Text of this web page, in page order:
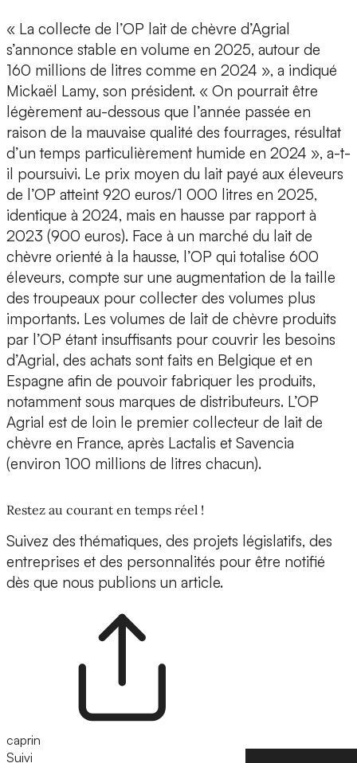
« La collecte de l’OP lait de chèvre d’Agrial
s’annonce stable en volume en 2025, autour de
160 millions de litres comme en 2024 », a indiqué
Mickaël Lamy, son président. « On pourrait être
légèrement au-dessous que l’année passée en
raison de la mauvaise qualité des fourrages, résultat
d’un temps particulièrement humide en 2024 », a-t-
il poursuivi. Le prix moyen du lait payé aux éleveurs
de l’OP atteint 920 euros/1 000 litres en 2025,
identique à 2024, mais en hausse par rapport à
2023 (900 euros). Face à un marché du lait de
chèvre orienté à la hausse, l’OP qui totalise 600
éleveurs, compte sur une augmentation de la taille
des troupeaux pour collecter des volumes plus
importants. Les volumes de lait de chèvre produits
par l’OP étant insuffisants pour couvrir les besoins
d’Agrial, des achats sont faits en Belgique et en
Espagne afin de pouvoir fabriquer les produits,
notamment sous marques de distributeurs. L’OP
Agrial est de loin le premier collecteur de lait de
chèvre en France, après Lactalis et Savencia
(environ 100 millions de litres chacun).
Restez au courant en temps réel !
Suivez des thématiques, des projets législatifs, des
entreprises et des personnalités pour être notifié
dès que nous publions un article.
caprin
Suivi